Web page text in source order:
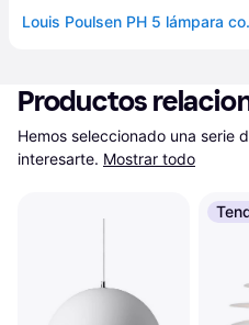
Louis
Productos
Hemos seleccionado una serie
interesarte. Mostrar todo